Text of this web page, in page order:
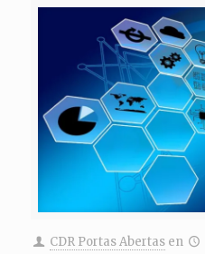
CDR Portas Abertas en